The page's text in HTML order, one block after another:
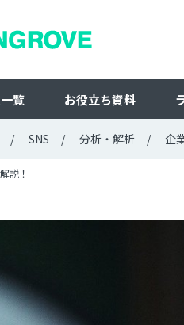
覧 お役立ち資料
SNS 分析・解析 企
説！